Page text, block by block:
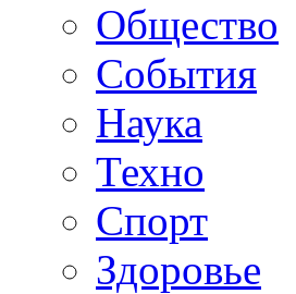
Общество
События
Наука
Техно
Спорт
Здоровье